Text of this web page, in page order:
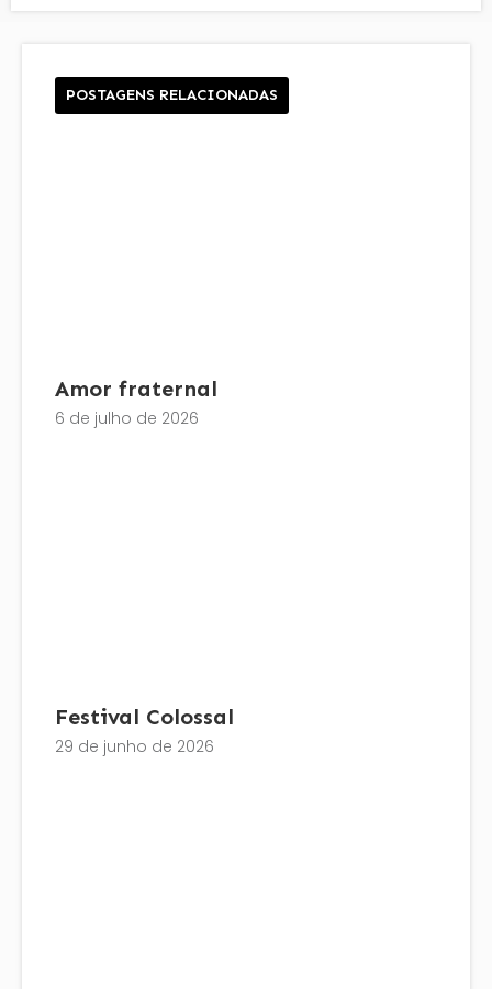
POSTAGENS RELACIONADAS
Amor fraternal
6 de julho de 2026
Festival Colossal
29 de junho de 2026